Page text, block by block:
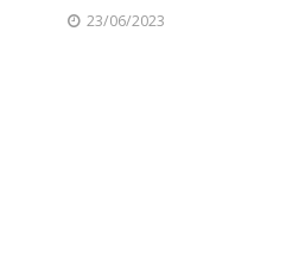
23/06/2023